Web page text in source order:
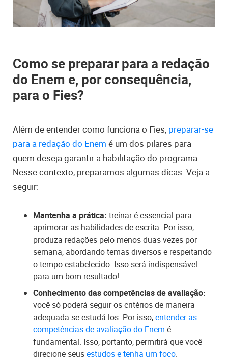
Como se preparar para a redação
do Enem e, por consequência,
para o Fies?
Além de entender como funciona o Fies, preparar-se
para a redação do Enem é um dos pilares para
quem deseja garantir a habilitação do programa.
Nesse contexto, preparamos algumas dicas. Veja a
seguir:
Mantenha a prática: treinar é essencial para
aprimorar as habilidades de escrita. Por isso,
produza redações pelo menos duas vezes por
semana, abordando temas diversos e respeitando
o tempo estabelecido. Isso será indispensável
para um bom resultado!
Conhecimento das competências de avaliação:
você só poderá seguir os critérios de maneira
adequada se estudá-los. Por isso,entender as
competências de avaliação do Enem é
fundamental. Isso, portanto, permitirá que você
direcione seusestudos e tenha um foco.